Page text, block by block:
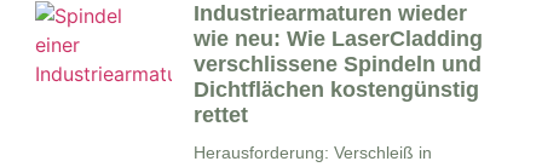
Industriearmaturen wieder
wie neu: Wie LaserCladding
verschlissene Spindeln und
Dichtflächen kostengünstig
rettet
Herausforderung: Verschleiß in